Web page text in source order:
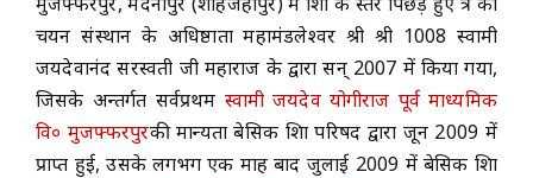
ACADEMICS
NEWS & EVENT
चयन संस्थान के अधिष्ठाता महामंडलेश्वर श्री श्री 1008 स्वामी
जयदेवानंद सरस्वती जी महाराज के द्वारा सन् 2007 में किया गया,
जिसके अन्तर्गत सर्वप्रथम स्वामी जयदेव योगीराज पूर्व माध्यमिक
वि० मुजफ्फरपुरकी मान्यता बेसिक शिक्षा परिषद द्वारा जून 2009 में
प्राप्त हुई, उसके लगभग एक माह बाद जुलाई 2009 में बेसिक शिक्षा